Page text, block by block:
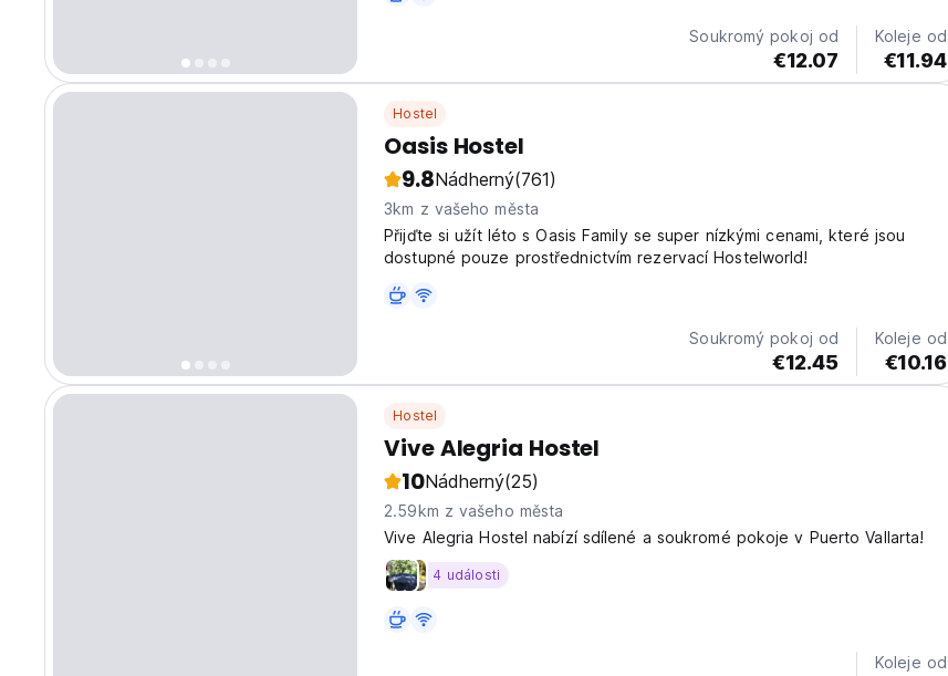
Soukromý pokoj od
€12.07
Koleje od
€11.94
Hostel
Oasis Hostel
9.8Nádherný(761)
3km z vašeho města
Přijďte si užít léto s Oasis Family se super nízkými cenami, které jsou
dostupné pouze prostřednictvím rezervací Hostelworld!
Soukromý pokoj od
€12.45
Koleje od
€10.16
Hostel
Vive Alegria Hostel
10Nádherný(25)
2.59km z vašeho města
Vive Alegria Hostel nabízí sdílené a soukromé pokoje v Puerto Vallarta!
4 události
Koleje od